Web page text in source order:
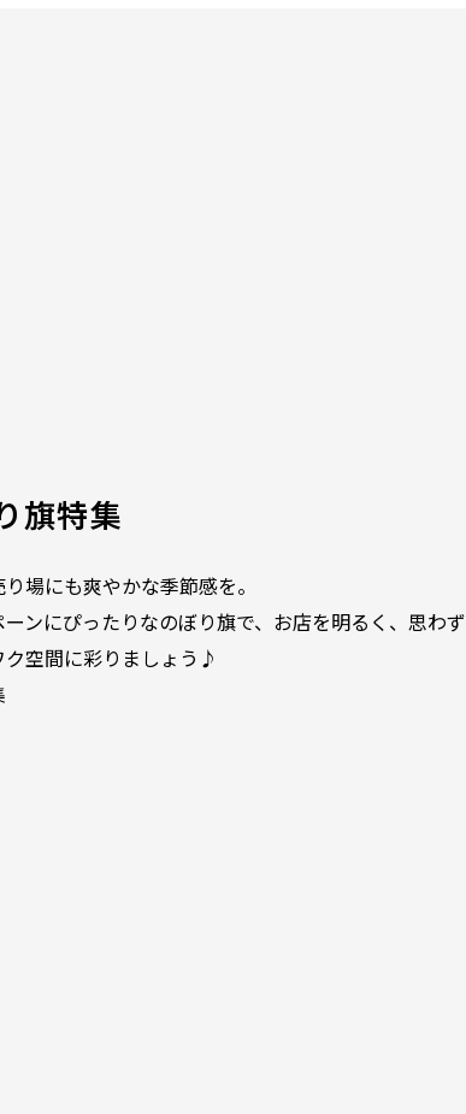
旗特集
場にも爽やかな季節感を。
ンにぴったりなのぼり旗で、お店を明るく、思わず
空間に彩りましょう♪